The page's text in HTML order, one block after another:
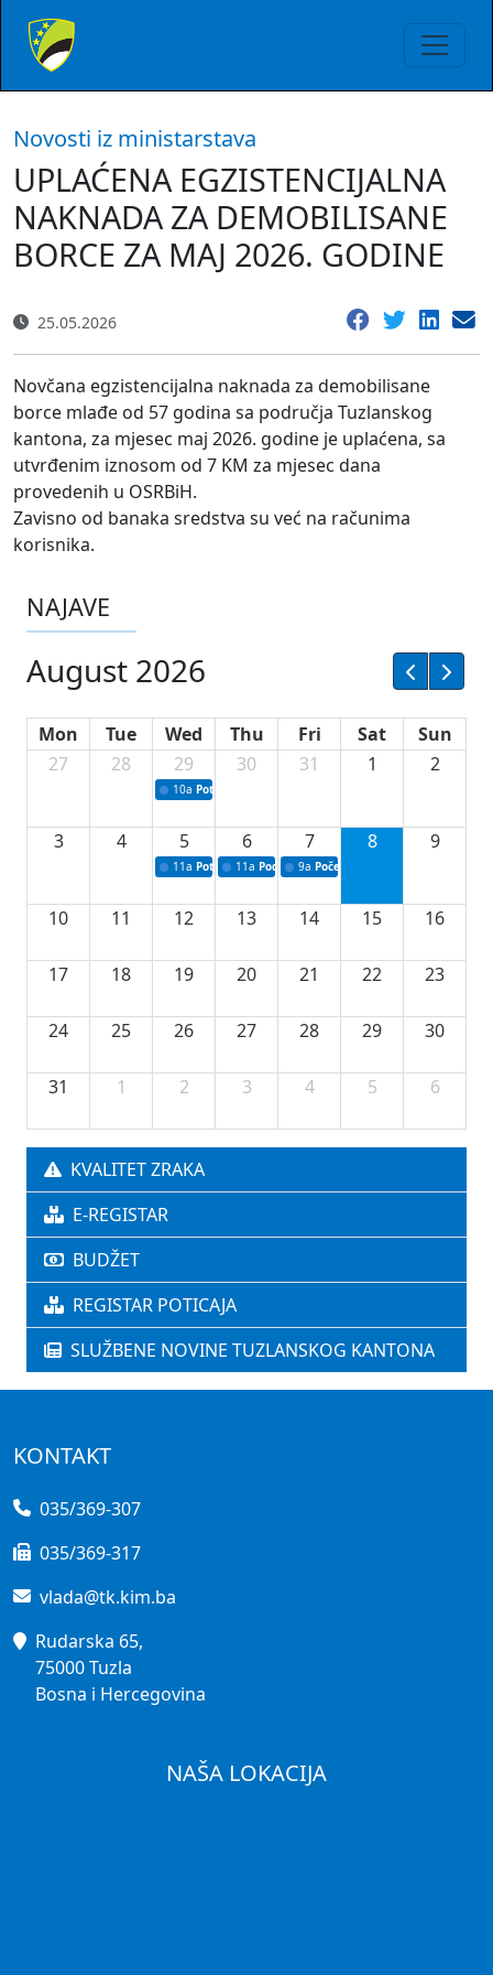
Novosti iz ministarstava
UPLAĆENA EGZISTENCIJALNA
NAKNADA ZA DEMOBILISANE
BORCE ZA MAJ 2026. GODINE
25.05.2026
Novčana egzistencijalna naknada za demobilisane
borce mlađe od 57 godina sa područja Tuzlanskog
kantona, za mjesec maj 2026. godine je uplaćena, sa
utvrđenim iznosom od 7 KM za mjesec dana
provedenih u OSRBiH.
Zavisno od banaka sredstva su već na računima
korisnika.
NAJAVE
August 2026
Mon Tue Wed Thu Fri Sat
Sun
27
28 29
10a Potpisivanje ugovora sa neprofitnim
30 31 1 2
3 4 5
11a Potpisivanje ugovora o stipendijama za
6
11a Podrška razvoju vodne infrastrukture u
7
9a Početak izgradnje nove
8 9
10 11 12 13 14 15 16
17 18 19 20 21 22 23
24 25 26 27 28 29 30
31 1 2 3 4 5 6
KVALITET ZRAKA
E-REGISTAR
BUDŽET
REGISTAR POTICAJA
SLUŽBENE NOVINE TUZLANSKOG KANTONA
KONTAKT
035/369-307
035/369-317
vlada@tk.kim.ba
Rudarska 65,
75000 Tuzla
Bosna i Hercegovina
NAŠA LOKACIJA